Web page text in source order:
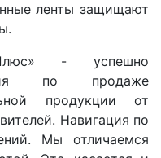
ленты защищают
- успешно
по продаже
продукции от
Навигация по
Мы отличаемся